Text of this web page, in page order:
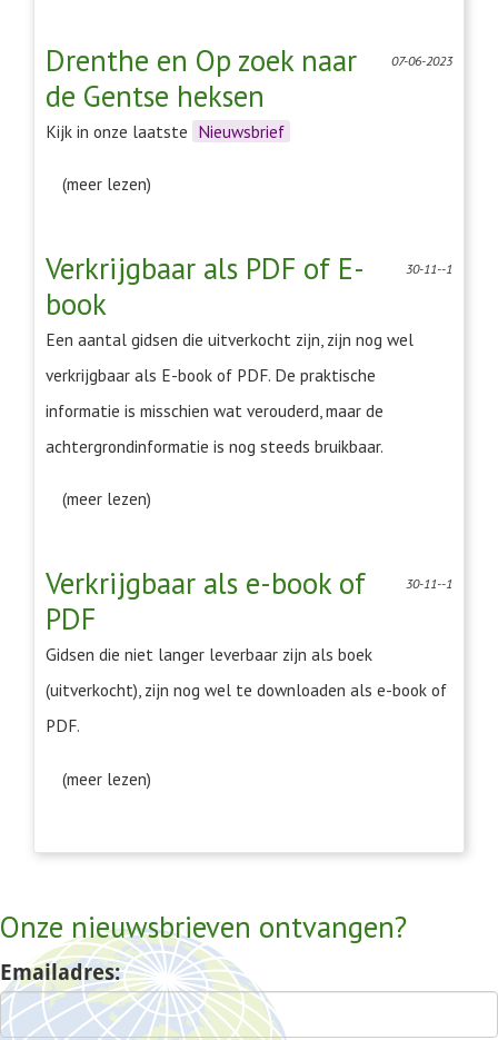
07-06-2023
Drenthe en Op zoek naar
de Gentse heksen
Kijk in onze laatste Nieuwsbrief
(meer lezen)
30-11--1
Verkrijgbaar als PDF of E-
book
Een aantal gidsen die uitverkocht zijn, zijn nog wel
verkrijgbaar als E-book of PDF. De praktische
informatie is misschien wat verouderd, maar de
achtergrondinformatie is nog steeds bruikbaar.
(meer lezen)
30-11--1
Verkrijgbaar als e-book of
PDF
Gidsen die niet langer leverbaar zijn als boek
(uitverkocht), zijn nog wel te downloaden als e-book of
PDF.
(meer lezen)
Onze nieuwsbrieven ontvangen?
Emailadres: